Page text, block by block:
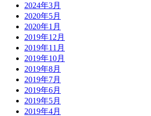
2024年3月
2020年5月
2020年1月
2019年12月
2019年11月
2019年10月
2019年8月
2019年7月
2019年6月
2019年5月
2019年4月